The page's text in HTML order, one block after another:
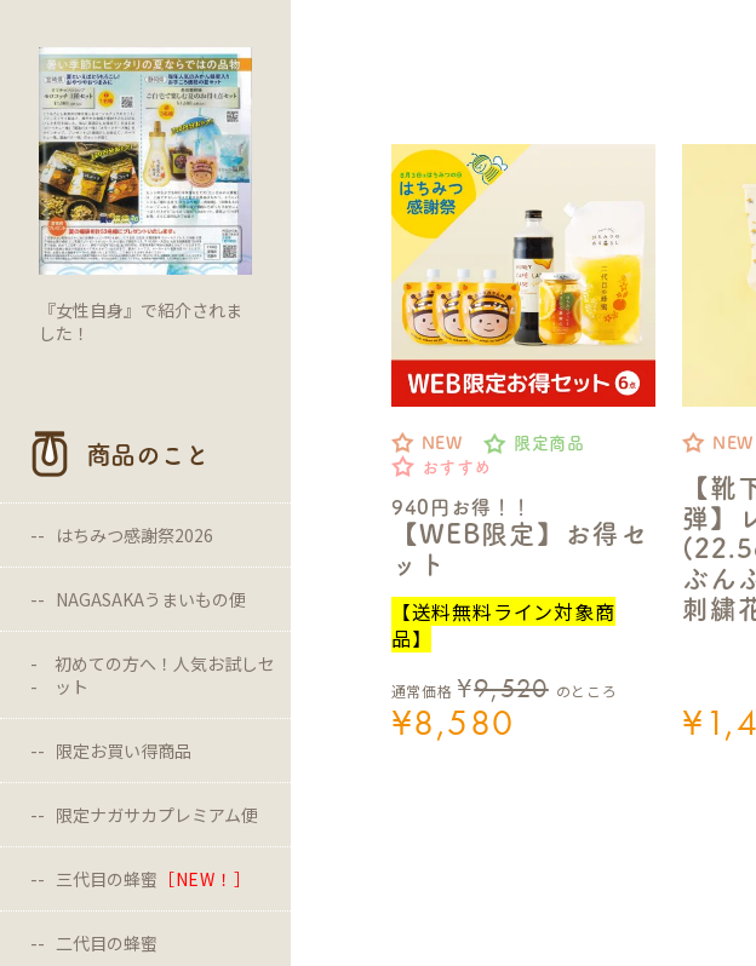
『女性自身』で紹介されま
した！
商品のこと
はちみつ感謝祭2026
NAGASAKAうまいもの便
初めての方へ！人気お試しセ
ット
限定お買い得商品
限定ナガサカプレミアム便
三代目の蜂蜜 ［NEW！］
二代目の蜂蜜
940円お得！！
【WEB限定】お得セ
ット
NEW
限定商品
おすすめ
通常価格 ¥9,520 のところ
¥8,580
【送料無料ライン対象商
品】
【靴
弾】
ぶん
刺繍
NEW
¥